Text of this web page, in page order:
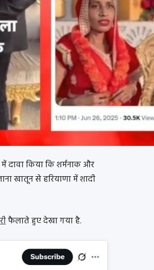
दावा किया कि शर्मनाक और
खातून से हरियाणा में शादी
फैलाते हुए देखा गया है.